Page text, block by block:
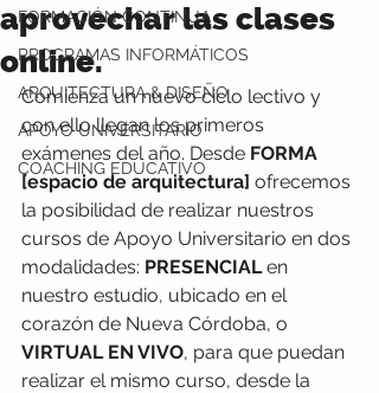
FORMACIÓN CONTINUA
PROGRAMAS INFORMÁTICOS
ARQUITECTURA & DISEÑO
APOYO UNIVERSITARIO
COACHING EDUCATIVO
aprovechar las clases
online.
Comienza un nuevo ciclo lectivo y
con ello llegan los primeros
exámenes del año. Desde FORMA
[espacio de arquitectura] ofrecemos
la posibilidad de realizar nuestros
cursos de Apoyo Universitario en dos
modalidades: PRESENCIAL en
nuestro estudio, ubicado en el
corazón de Nueva Córdoba, o
VIRTUAL EN VIVO, para que puedan
realizar el mismo curso, desde la